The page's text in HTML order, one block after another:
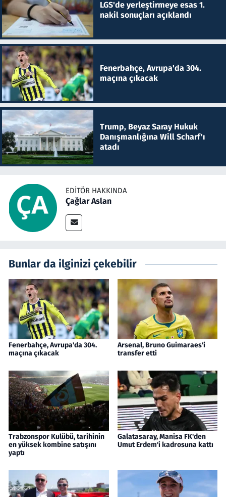
LGS'de yerleştirmeye esas 1.
nakil sonuçları açıklandı
Fenerbahçe, Avrupa'da 304.
maçına çıkacak
Trump, Beyaz Saray Hukuk
Danışmanlığına Will Scharf'ı
atadı
EDITÖR HAKKINDA
Çağlar Aslan
Bunlar da ilginizi çekebilir
Fenerbahçe, Avrupa'da 304.
maçına çıkacak
Arsenal, Bruno Guimaraes'i
transfer etti
Trabzonspor Kulübü, tarihinin
en yüksek kombine satışını
yaptı
Galatasaray, Manisa FK'den
Umut Erdem'i kadrosuna kattı